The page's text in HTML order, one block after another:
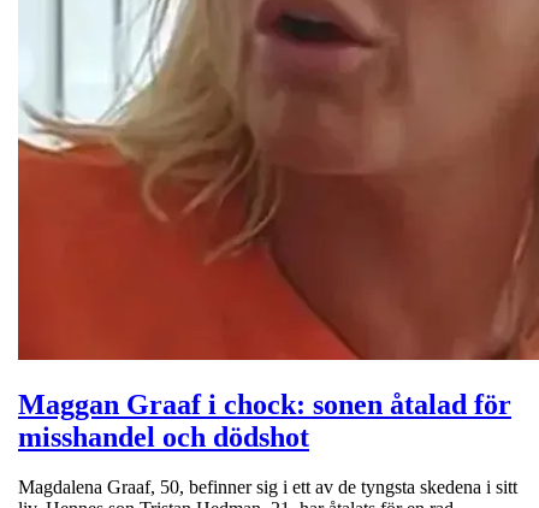
Maggan Graaf i chock: sonen åtalad för
misshandel och dödshot
Magdalena Graaf, 50, befinner sig i ett av de tyngsta skedena i sitt